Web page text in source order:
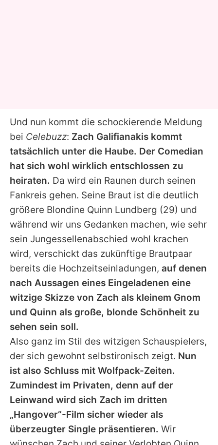
Und nun kommt die schockierende Meldung
bei Celebuzz: Zach Galifianakis kommt
tatsächlich unter die Haube. Der Comedian
hat sich wohl wirklich entschlossen zu
heiraten. Da wird ein Raunen durch seinen
Fankreis gehen. Seine Braut ist die deutlich
größere Blondine Quinn Lundberg (29) und
während wir uns Gedanken machen, wie sehr
sein Jungessellenabschied wohl krachen
wird, verschickt das zukünftige Brautpaar
bereits die Hochzeitseinladungen, auf denen
nach Aussagen eines Eingeladenen eine
witzige Skizze von Zach als kleinem Gnom
und Quinn als große, blonde Schönheit zu
sehen sein soll.
Also ganz im Stil des witzigen Schauspielers,
der sich gewohnt selbstironisch zeigt. Nun
ist also Schluss mit Wolfpack-Zeiten.
Zumindest im Privaten, denn auf der
Leinwand wird sich Zach im dritten
„Hangover“-Film sicher wieder als
überzeugter Single präsentieren. Wir